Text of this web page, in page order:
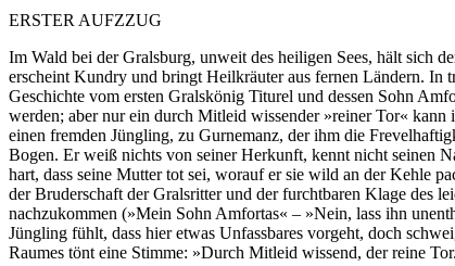
ERSTER AUFZZUG
Im Wald bei der Gralsburg, unweit des heiligen Sees, hält sich
erscheint Kundry und bringt Heilkräuter aus fernen Ländern.
Geschichte vom ersten Gralskönig Titurel und dessen Sohn
werden; aber nur ein durch Mitleid wissender »reiner Tor«
einen fremden Jüngling, zu Gurnemanz, der ihm die
Bogen. Er weiß nichts von seiner Herkunft, kennt nicht seinen
hart, dass seine Mutter tot sei, worauf er sie wild an der Kehle
der Bruderschaft der Gralsritter und der furchtbaren Klage des
nachzukommen (»Mein Sohn Amfortas« – »Nein, lass ihn
Jüngling fühlt, dass hier etwas Unfassbares vorgeht, doch
Raumes tönt eine Stimme: »Durch Mitleid wissend, der reine